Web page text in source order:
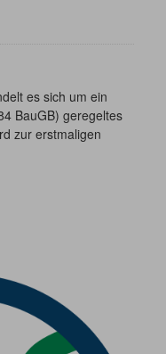
es sich um ein
BauGB) geregeltes
zur erstmaligen